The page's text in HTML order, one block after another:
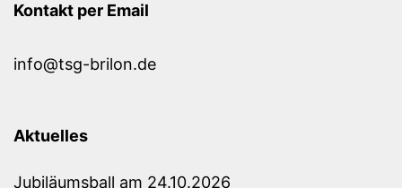
Kontakt per Email
info@tsg-brilon.de
Aktuelles
Jubiläumsball am 24.10.2026